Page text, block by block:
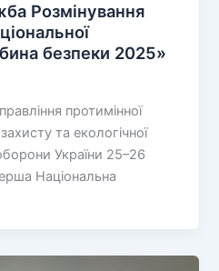
Розмінування
безпеки 2025»
протимінної
та екологічної
України 25–26
Національна